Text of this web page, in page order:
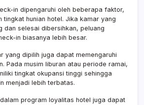
in dipengaruhi oleh beberapa faktor,
tingkat hunian hotel. Jika kamar yang
dan selesai dibersihkan, peluang
in biasanya lebih besar.
yang dipilih juga dapat memengaruhi
Pada musim liburan atau periode ramai,
tingkat okupansi tinggi sehingga
menjadi lebih terbatas.
program loyalitas hotel juga dapat